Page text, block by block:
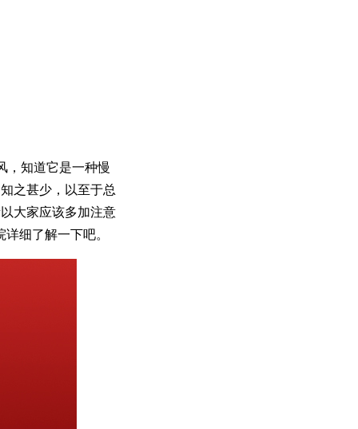
，知道它是一种慢
之甚少，以至于总
大家应该多加注意
细了解一下吧。